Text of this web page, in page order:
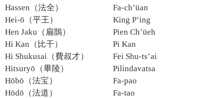
Hassen（法全）
Fa-ch’üan
Hei-ō（平王）
King P’ing
Hen Jaku（扁鵲）
Pien Ch’üeh
Hi Kan（比干）
Pi Kan
Hi Shukusai（費叔才）
Fei Shu-ts’ai
Hitsuryō（畢陵）
Pilindavatsa
Hōbō（法宝）
Fa-pao
Hōdō（法道）
Fa-tao